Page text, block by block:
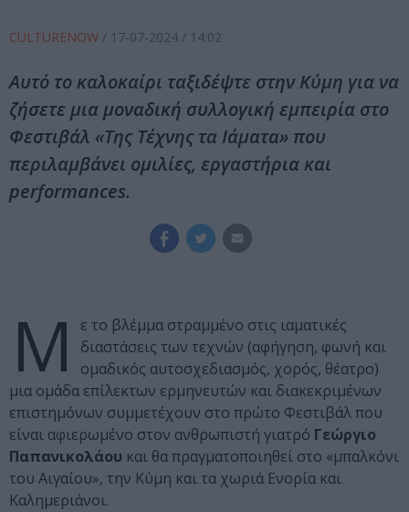
CULTURENOW / 17-07-2024 / 14:02
Αυτό το καλοκαίρι ταξιδέψτε στην Κύμη για να
ζήσετε μια μοναδική συλλογική εμπειρία στο
Φεστιβάλ «Της Τέχνης τα Ιάματα» που
περιλαμβάνει ομιλίες, εργαστήρια και
performances.
Μ
ε το βλέμμα στραμμένο στις ιαματικές
διαστάσεις των τεχνών (αφήγηση, φωνή και
ομαδικός αυτοσχεδιασμός, χορός, θέατρο)
μια ομάδα επίλεκτων ερμηνευτών και διακεκριμένων
επιστημόνων συμμετέχουν στο πρώτο Φεστιβάλ που
είναι αφιερωμένο στον ανθρωπιστή γιατρό Γεώργιο
Παπανικολάου και θα πραγματοποιηθεί στο «μπαλκόνι
του Αιγαίου», την Κύμη και τα χωριά Ενορία και
Καλημεριάνοι.